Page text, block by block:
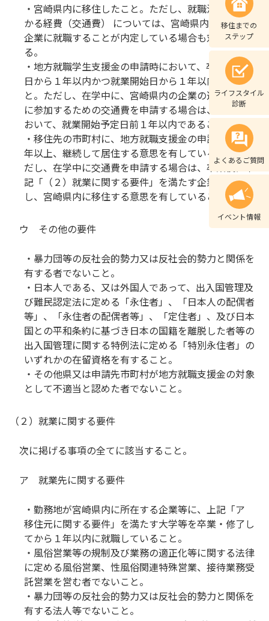
・宮崎県内に移住したこと。ただし、就職活動等にか
かる経費（交通費） については、宮崎県内の所在する
企業に就職することが内定している場合も対象とす
る。
・地方就職学生支援金の申請時において、卒業・修了
日から１年以内かつ就業開始日から１年以内であるこ
と。ただし、在学中に、宮崎県内の企業の選考面接等
に参加するための交通費を申請する場合は、申請時に
おいて、就業開始予定日前１年以内であること。
・移住先の市町村に、地方就職支援金の申請日から１
年以上、継続して居住する意思を有していること。た
だし、在学中に交通費を申請する場合は、卒業後に下
記「（２）就業に関する要件」を満たす企業等に就職
し、宮崎県内に移住する意思を有していること。
ウ その他の要件
・暴力団等の反社会的勢力又は反社会的勢力と関係を
有する者でないこと。
・日本人である、又は外国人であって、出入国管理及
び難民認定法に定める「永住者」、「日本人の配偶者
等」、「永住者の配偶者等」、「定住者」、及び日本
国との平和条約に基づき日本の国籍を離脱した者等の
出入国管理に関する特例法に定める「特別永住者」の
いずれかの在留資格を有すること。
・その他県又は申請先市町村が地方就職支援金の対象
として不適当と認めた者でないこと。
（２）就業に関する要件
次に掲げる事項の全てに該当すること。
ア 就業先に関する要件
・勤務地が宮崎県内に所在する企業等に、上記「ア
移住元に関する要件」を満たす大学等を卒業・修了し
てから１年以内に就職していること。
・風俗営業等の規制及び業務の適正化等に関する法律
に定める風俗営業、性風俗関連特殊営業、接待業務受
託営業を営む者でないこと。
・暴力団等の反社会的勢力又は反社会的勢力と関係を
有する法人等でないこと。
移住までの
ステップ
ライフスタイル
診断
よくあるご質問
イベント情報